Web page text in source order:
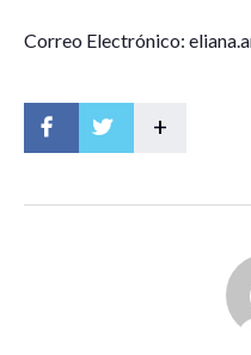
Correo Electrónico:
+